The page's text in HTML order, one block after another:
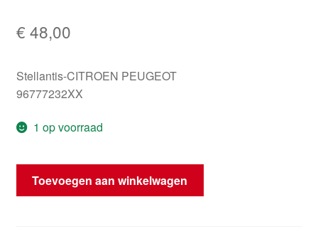
€ 48,00
Stellantis-CITROEN PEUGEOT
96777232XX
1 op voorraad
Riem
rechts
Toevoegen aan winkelwagen